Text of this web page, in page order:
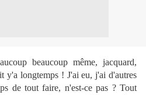
beaucoup même, jacquard,
y'a longtemps ! J'ai eu, j'ai d'autres
de tout faire, n'est-ce pas ? Tout